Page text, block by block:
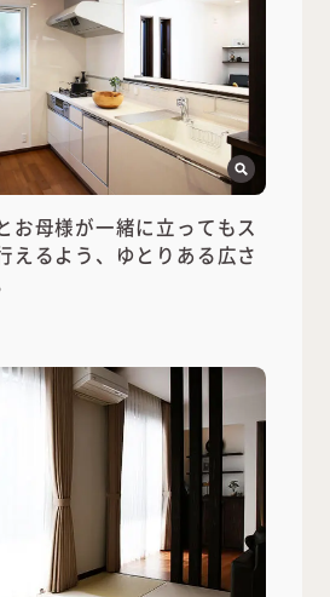
お母様が一緒に立ってもス
えるよう、ゆとりある広さ